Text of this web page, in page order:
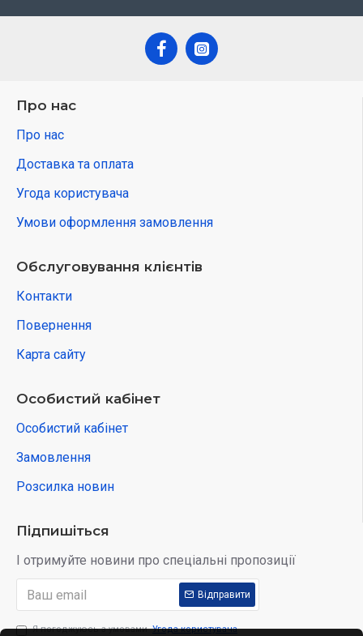
Про нас
Про нас
Доставка та оплата
Угода користувача
Умови оформлення замовлення
Обслуговування клієнтів
Контакти
Повернення
Карта сайту
Особистий кабінет
Особистий кабінет
Замовлення
Розсилка новин
Підпишіться
І отримуйте новини про спеціальні пропозиції
Відправити
Я погоджуюсь з умовами Угода користувача